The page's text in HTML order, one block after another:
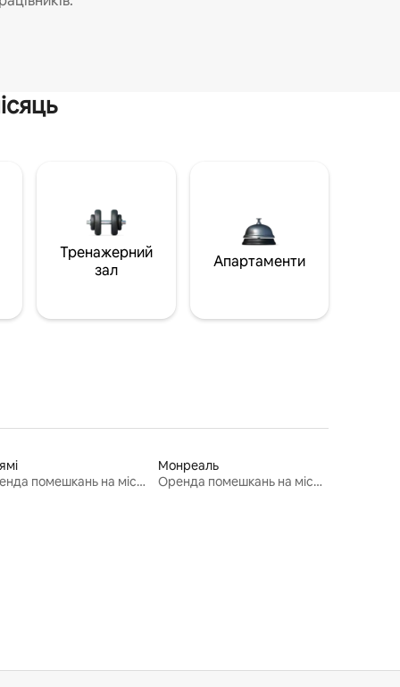
Тренажерний
зал
Апартаменти
Оренда помешкань на місяць
Монреаль
Оренда помешкань на місяць